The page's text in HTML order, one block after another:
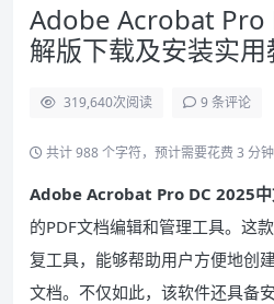
Adobe Acrobat Pro
解版下载及安装实用
319,640次阅读 9 条评论
共计 988 个字符，预计需要花费 3 分钟
Adobe Acrobat Pro DC 2025中
的PDF文档编辑和管理工具。这
复工具，能够帮助用户方便地创
文档。不仅如此，该软件还具备